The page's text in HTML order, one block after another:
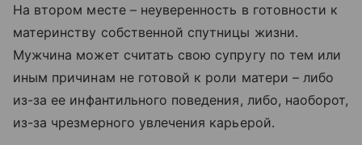
На втором месте – неуверенность в готовности к
материнству собственной спутницы жизни.
Мужчина может считать свою супругу по тем или
иным причинам не готовой к роли матери – либо
из-за ее инфантильного поведения, либо, наоборот,
из-за чрезмерного увлечения карьерой.